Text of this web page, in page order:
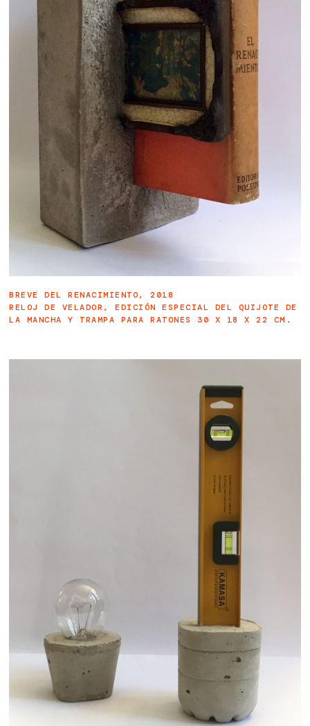
BREVE DEL RENACIMIENTO, 2018
RELOJ DE VELADOR, EDICIÓN ESPECIAL DEL QUIJOTE DE
LA MANCHA Y TRAMPA PARA RATONES 30 X 18 X 22 CM.